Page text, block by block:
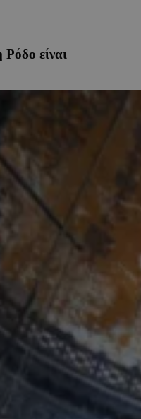
είναι